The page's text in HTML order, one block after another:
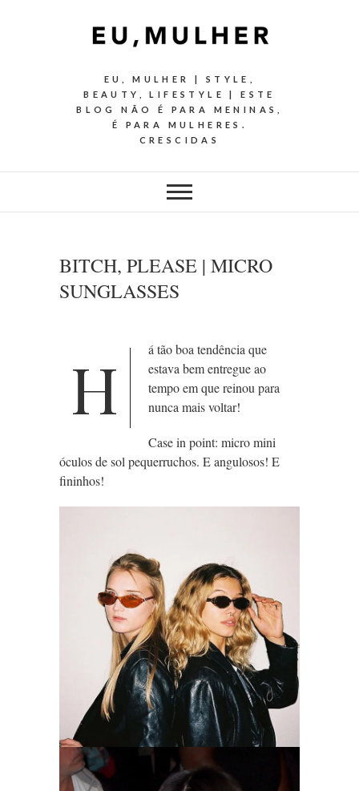
EU, MULHER | STYLE,
BEAUTY, LIFESTYLE | ESTE
BLOG NÃO É PARA MENINAS,
É PARA MULHERES.
CRESCIDAS
BITCH, PLEASE | MICRO
SUNGLASSES
H
á tão boa tendência que
estava bem entregue ao
tempo em que reinou para
nunca mais voltar!
Case in point: micro mini
óculos de sol pequerruchos. E angulosos! E
fininhos!